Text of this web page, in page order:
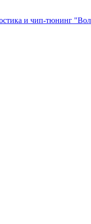
и чип-тюнинг